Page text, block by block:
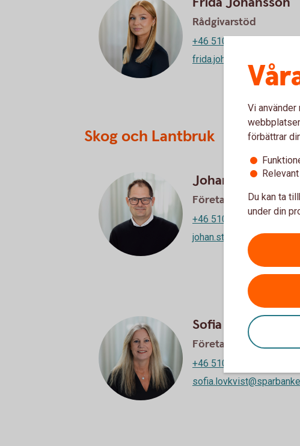
Rådgivarstöd
+46 510-54 55 34
Skog och Lantbruk
Johan Stensson
Företagsrådgivare
+46 510-54 55 93
Sofia Lövkvist
Företagsrådgivare
+46 510-54 55 61
Vi
förbättrar
Du kan ta
under din